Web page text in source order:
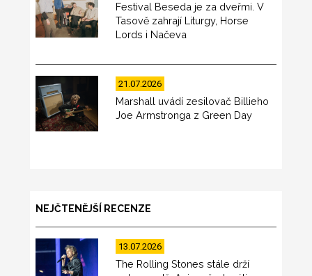
Festival Beseda je za dveřmi. V
Tasově zahrají Liturgy, Horse
Lords i Načeva
21.07.2026
Marshall uvádí zesilovač Billieho
Joe Armstronga z Green Day
NEJČTENĚJŠÍ RECENZE
13.07.2026
The Rolling Stones stále drží